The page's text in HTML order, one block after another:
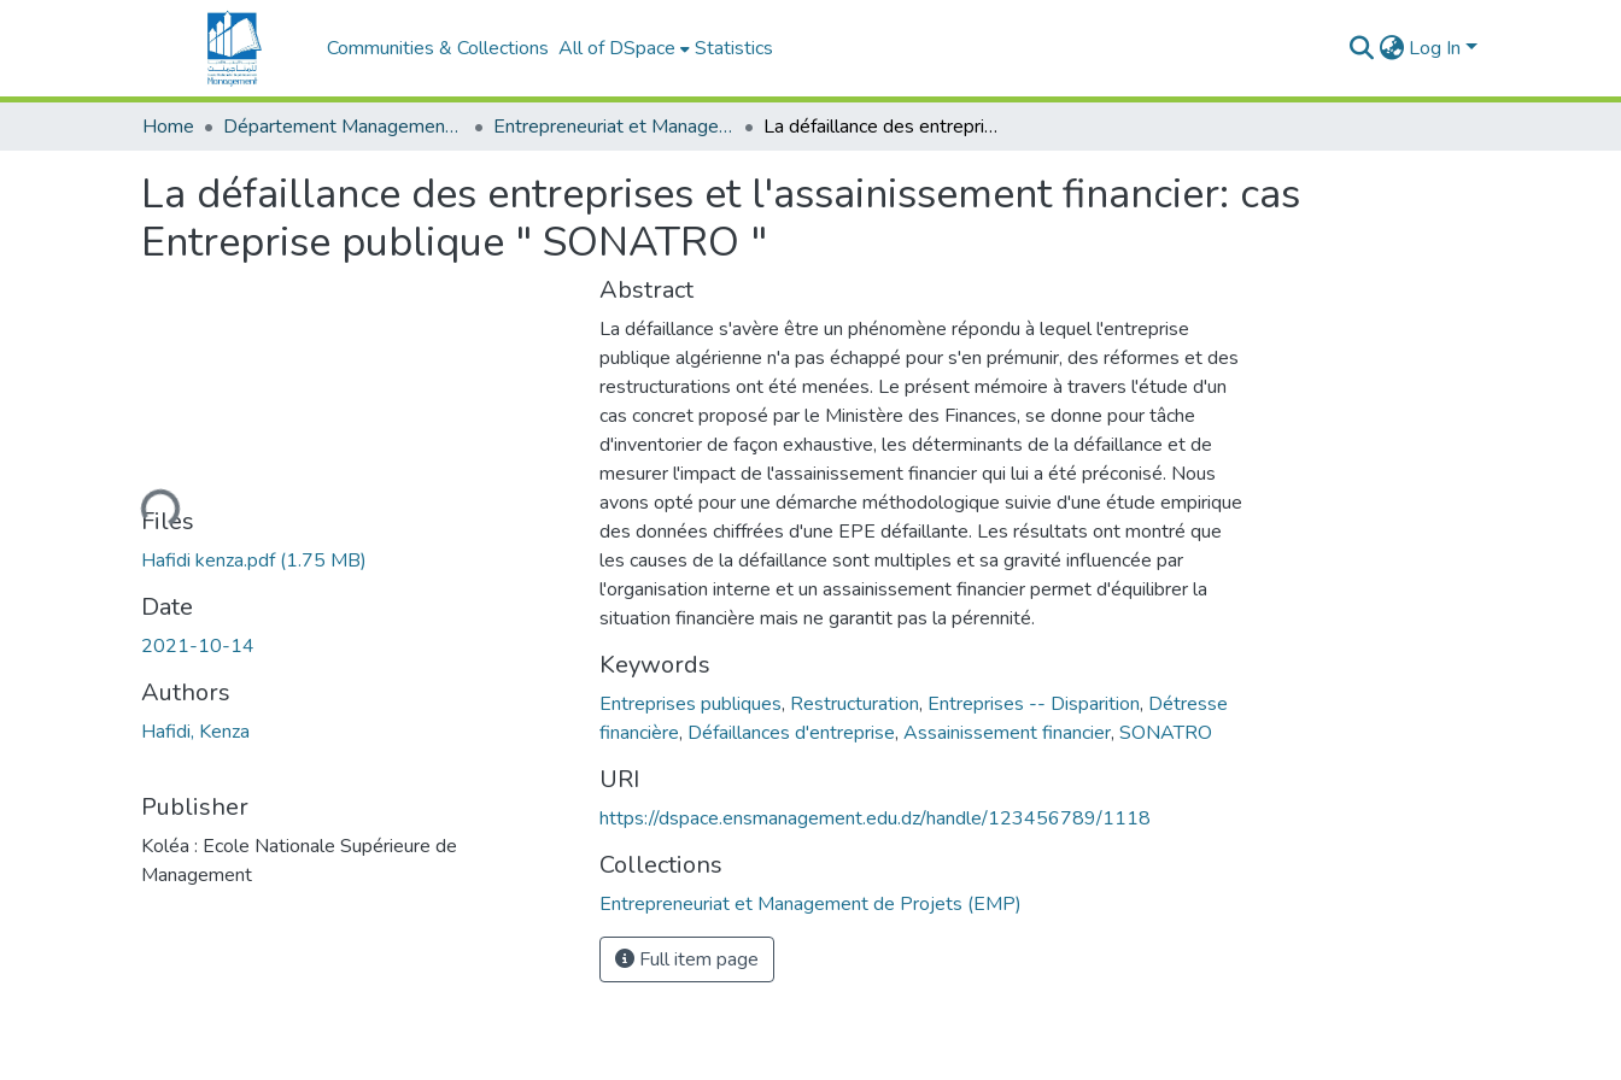
Communities & Collections All of DSpace Statistics Log In
Home Département Management et Entrepreneuriat Entrepreneuriat et Management de Projets (EMP) La défaillance des entreprises et l'assainissement financier: cas Entreprise publique " SONATRO "
La défaillance des entreprises et l'assainissement financier: cas
Entreprise publique " SONATRO "
Loading...
Files
Hafidi kenza.pdf(1.75 MB)
Date
2021-10-14
Authors
Hafidi, Kenza
Publisher
Koléa : Ecole Nationale Supérieure de
Management
Abstract
La défaillance s'avère être un phénomène répondu à lequel l'entreprise
publique algérienne n'a pas échappé pour s'en prémunir, des réformes et des
restructurations ont été menées. Le présent mémoire à travers l'étude d'un
cas concret proposé par le Ministère des Finances, se donne pour tâche
d'inventorier de façon exhaustive, les déterminants de la défaillance et de
mesurer l'impact de l'assainissement financier qui lui a été préconisé. Nous
avons opté pour une démarche méthodologique suivie d'une étude empirique
des données chiffrées d'une EPE défaillante. Les résultats ont montré que
les causes de la défaillance sont multiples et sa gravité influencée par
l'organisation interne et un assainissement financier permet d'équilibrer la
situation financière mais ne garantit pas la pérennité.
Keywords
Entreprises publiques, Restructuration, Entreprises -- Disparition, Détresse
financière, Défaillances d'entreprise, Assainissement financier, SONATRO
URI
https://dspace.ensmanagement.edu.dz/handle/123456789/1118
Collections
Entrepreneuriat et Management de Projets (EMP)
Full item page